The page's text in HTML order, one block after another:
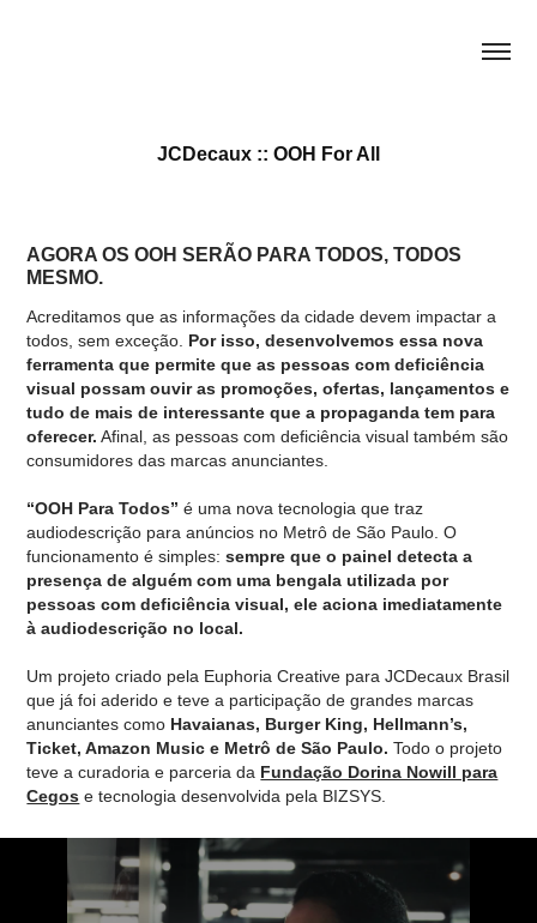
JCDecaux :: OOH For All
AGORA OS OOH SERÃO PARA TODOS, TODOS
MESMO.
Acreditamos que as informações da cidade devem impactar a
todos, sem exceção. Por isso, desenvolvemos essa nova
ferramenta que permite que as pessoas com deficiência
visual possam ouvir as promoções, ofertas, lançamentos e
tudo de mais de interessante que a propaganda tem para
oferecer. Afinal, as pessoas com deficiência visual também são
consumidores das marcas anunciantes.
“OOH Para Todos” é uma nova tecnologia que traz
audiodescrição para anúncios no Metrô de São Paulo. O
funcionamento é simples:sempre que o painel detecta a
presença de alguém com uma bengala utilizada por
pessoas com deficiência visual, ele aciona imediatamente
à audiodescrição no local.
Um projeto criado pela Euphoria Creative para JCDecaux Brasil
que já foi aderido e teve a participação de grandes marcas
anunciantes como Havaianas, Burger King, Hellmann’s,
Ticket, Amazon Music e Metrô de São Paulo. Todo o projeto
teve a curadoria e parceria da Fundação Dorina Nowill para
Cegos e tecnologia desenvolvida pela BIZSYS.